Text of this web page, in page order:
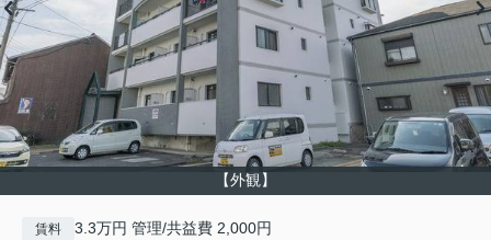
【外観】
賃料 3.3万円 管理/共益費 2,000円